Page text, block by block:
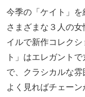
今季の「ケイト」
さまざまな３人の
イルで新作コレク
ト」はエレガント
で、クラシカルな雰
よく見ればチェー